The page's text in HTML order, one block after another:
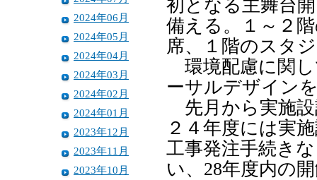
2024年06月
2024年05月
2024年04月
2024年03月
2024年02月
2024年01月
2023年12月
2023年11月
2023年10月
初となる主舞台
備える。１～２
席、１階のスタ
環境配慮に関し
ーサルデザイン
先月から実施設
２４年度には実
工事発注手続き
い、28年度内の